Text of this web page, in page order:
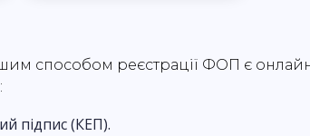
способом реєстрації ФОП є
підпис (КЕП).